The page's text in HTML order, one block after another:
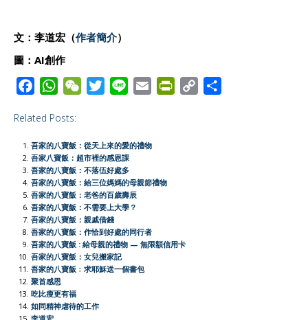
文：李道宏 （作者簡介）
圖 ： AI創作
c
e
b
o
o
k
W
a
t
s
A
p
p
W
h
a
t
t
t
e
r
e
i
n
Related Posts:
吾家的八寶飯：從天上來的愛的禮物
吾家八寶飯：超市裡的感恩課
吾家的八寶飯：不落伍好處多
吾家的八寶飯：給三位媽媽的母親節禮物
吾家的八寶飯：老爸的百歲壽辰
吾家的八寶飯：不需要上大學？
吾家的八寶飯：親戚借錢
吾家的八寶飯：作恰到好處的同行者
吾家的八寶飯 : 給母親的禮物 — 無限額信用卡
吾家的八寶飯：女兒搬家記
吾家的八寶飯﹕求耶穌送一個書包
聚首感恩
吃比瘦更有福
如同精神虐待的工作